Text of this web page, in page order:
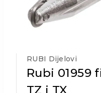
RUBI Dijelovi
Rubi 01959
TZ i TX